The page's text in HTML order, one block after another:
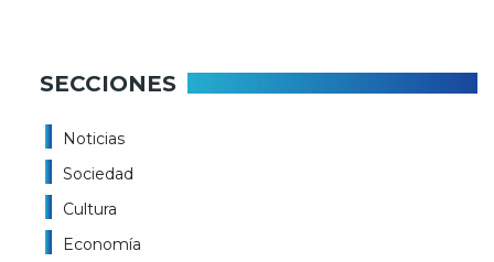
SECCIONES
Noticias
Sociedad
Cultura
Economía